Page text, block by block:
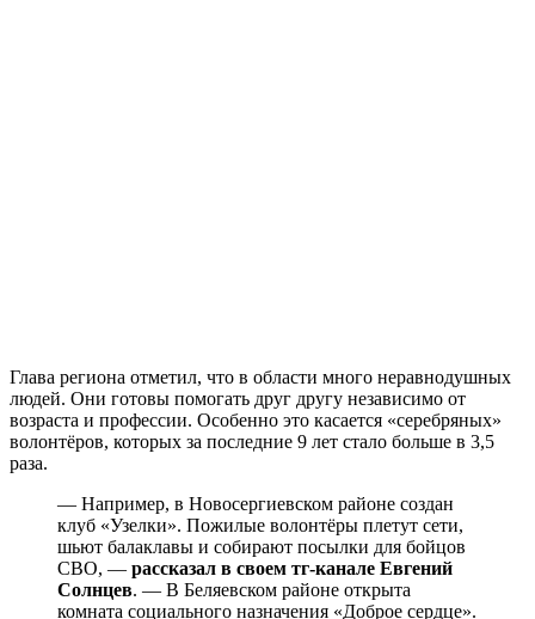
Глава региона отметил, что в области много неравнодушных
людей. Они готовы помогать друг другу независимо от
возраста и профессии. Особенно это касается «серебряных»
волонтёров, которых за последние 9 лет стало больше в 3,5
раза.
— Например, в Новосергиевском районе создан
клуб «Узелки». Пожилые волонтёры плетут сети,
шьют балаклавы и собирают посылки для бойцов
СВО, — рассказал в своем тг-канале Евгений
Солнцев. — В Беляевском районе открыта
комната социального назначения «Доброе сердце».